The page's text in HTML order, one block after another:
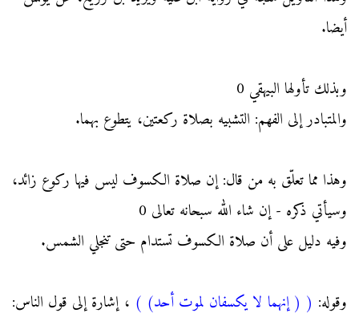
أيضا.
وبذلك تأولها البيهقي 0
والمتبادر إلى الفهم: التشبيه بصلاة ركعتين، يتطوع بهما.
وهذا مما تعلّق به من قال: إن صلاة الكسوف ليس فيها ركوع زائد،
وسيأتي ذكره - إن شاء الله سبحانه تعالى 0
وفيه دليل على أن صلاة الكسوف تستدام حتى تنجلي الشمس.
وقوله: ( ( إنهما لا يكسفان لموت أحد) ) ، إشارة إلى قول الناس: